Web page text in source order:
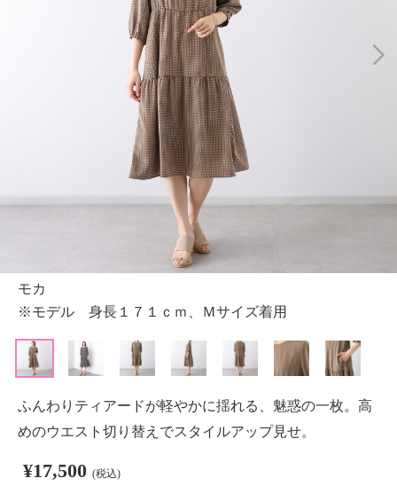
モカ
※モデル 身長１７１ｃｍ、Ｍサイズ着用
ふんわりティアードが軽やかに揺れる、魅惑の一枚。高
めのウエスト切り替えでスタイルアップ見せ。
¥17,500 (税込)